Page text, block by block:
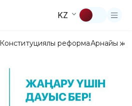
KZ
Конституциялық реформаАрнайы